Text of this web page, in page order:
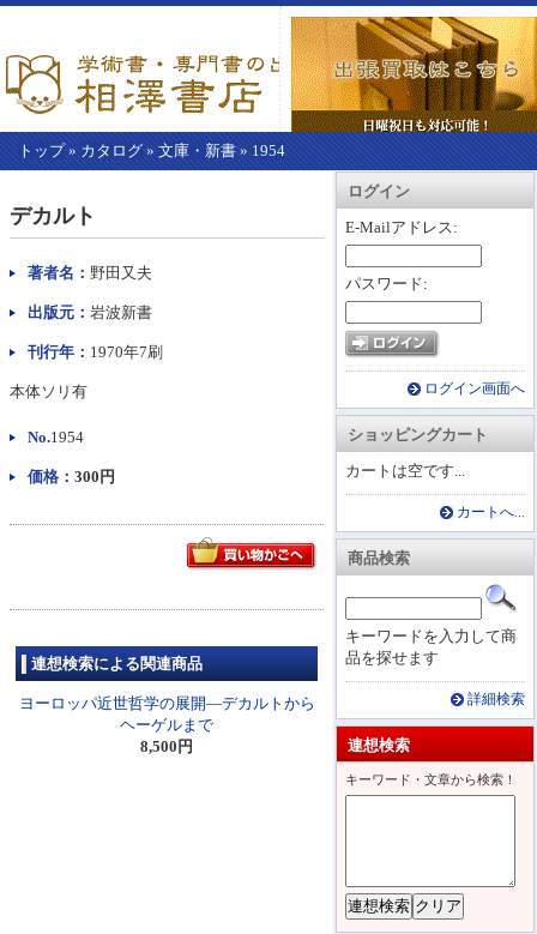
トップ» カタログ » 文庫・新書 » 1954
カートを見る
ログイン
E-Mailアドレス:
パスワード:
ログイン画面へ
ショッピングカート
カートは空です...
カートへ...
商品検索
キーワードを入力して商
品を探せます
詳細検索
連想検索
キーワード・文章から検索！
こ
か
本
デカルト
著者名： 野田又夫
出版元： 岩波新書
刊行年： 1970年7刷
本体ソリ有
No.1954
価格： 300円
連想検索による関連商品
ヨーロッパ近世哲学の展開―デカルトから
ヘーゲルまで
8,500円